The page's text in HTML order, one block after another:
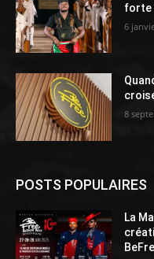
forte
6
8
POSTS POPULAIRES
La